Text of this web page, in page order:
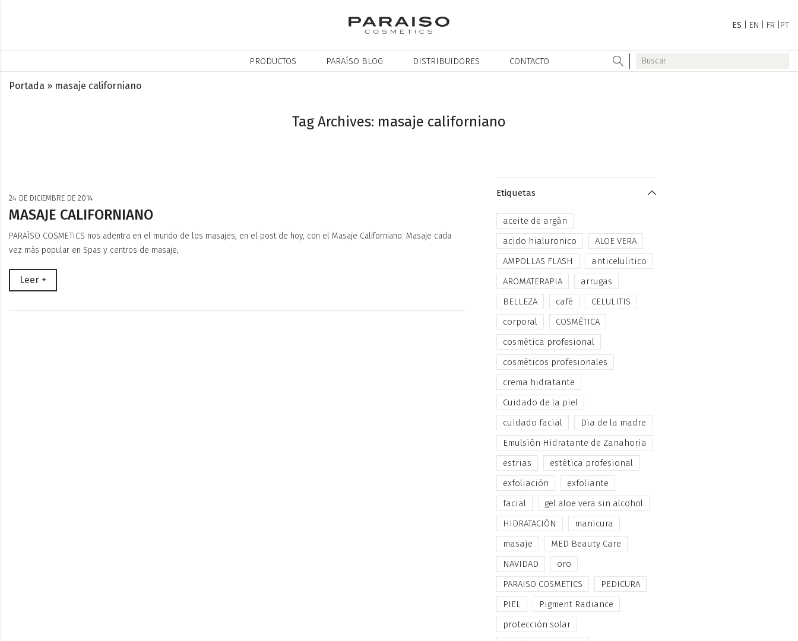
ES EN FR PT
PRODUCTOS PARAÍSO BLOG DISTRIBUIDORES CONTACTO
Tag Archives: masaje californiano
Portada » masaje californiano
24 DE DICIEMBRE DE 2014
MASAJE CALIFORNIANO
PARAÍSO COSMETICS nos adentra en el mundo de los masajes, en el post de hoy, con el Masaje Californiano. Masaje cada
vez más popular en Spas y centros de masaje,
Leer +
Etiquetas
aceite de argán
acido hialuronico
ALOE VERA
AMPOLLAS FLASH
anticelulitico
AROMATERAPIA
arrugas
BELLEZA
café
CELULITIS
corporal
COSMÉTICA
cosmética profesional
cosméticos profesionales
crema hidratante
Cuidado de la piel
cuidado facial
Dia de la madre
Emulsión Hidratante de Zanahoria
estrias
estética profesional
exfoliación
exfoliante
facial
gel aloe vera sin alcohol
HIDRATACIÓN
manicura
masaje
MED Beauty Care
NAVIDAD
oro
PARAISO COSMETICS
PEDICURA
PIEL
Pigment Radiance
protección solar